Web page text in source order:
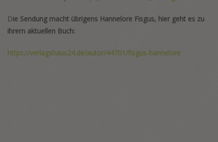
Die Sendung macht übrigens Hannelore Fisgus, hier geht es zu
ihrem aktuellen Buch:
https://verlagshaus24.de/autor/44701/fisgus-hannelore